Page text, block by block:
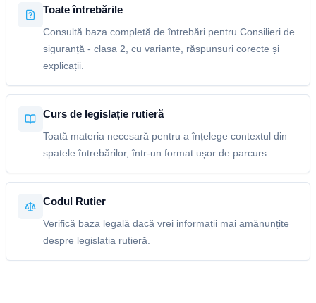
Toate întrebările
Consultă baza completă de întrebări pentru Consilieri de
siguranță - clasa 2, cu variante, răspunsuri corecte și
explicații.
Curs de legislație rutieră
Toată materia necesară pentru a înțelege contextul din
spatele întrebărilor, într-un format ușor de parcurs.
Codul Rutier
Verifică baza legală dacă vrei informații mai amănunțite
despre legislația rutieră.